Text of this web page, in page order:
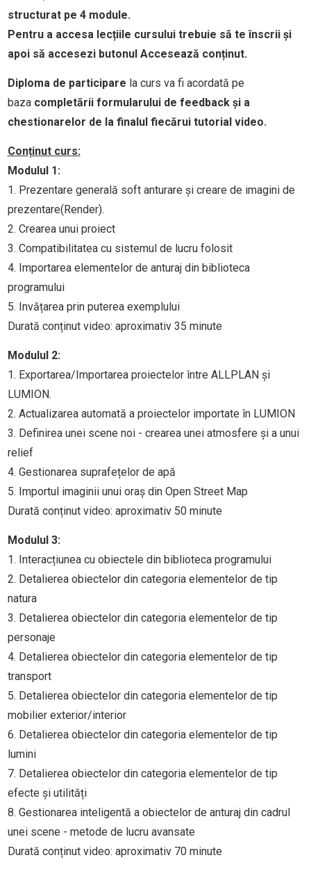
structurat pe 4 module.
Pentru a accesa lecțiile cursului trebuie să te înscrii și
apoi să accesezi butonul Accesează conținut.
Diploma de participare la curs va fi acordată pe
baza completării formularului de feedback și a
chestionarelor de la finalul fiecărui tutorial video.
Conținut curs:
Modulul 1:
1. Prezentare generală soft anturare și creare de imagini de
prezentare(Render).
2. Crearea unui proiect
3. Compatibilitatea cu sistemul de lucru folosit
4. Importarea elementelor de anturaj din biblioteca
programului
5. Invățarea prin puterea exemplului
Durată conținut video: aproximativ 35 minute
Modulul 2:
1. Exportarea/Importarea proiectelor între ALLPLAN și
LUMION.
2. Actualizarea automată a proiectelor importate în LUMION
3. Definirea unei scene noi - crearea unei atmosfere și a unui
relief
4. Gestionarea suprafețelor de apă
5. Importul imaginii unui oraș din Open Street Map
Durată conținut video: aproximativ 50 minute
Modulul 3:
1. Interacțiunea cu obiectele din biblioteca programului
2. Detalierea obiectelor din categoria elementelor de tip
natura
3. Detalierea obiectelor din categoria elementelor de tip
personaje
4. Detalierea obiectelor din categoria elementelor de tip
transport
5. Detalierea obiectelor din categoria elementelor de tip
mobilier exterior/interior
6. Detalierea obiectelor din categoria elementelor de tip
lumini
7. Detalierea obiectelor din categoria elementelor de tip
efecte și utilități
8. Gestionarea inteligentă a obiectelor de anturaj din cadrul
unei scene - metode de lucru avansate
Durată conținut video: aproximativ 70 minute